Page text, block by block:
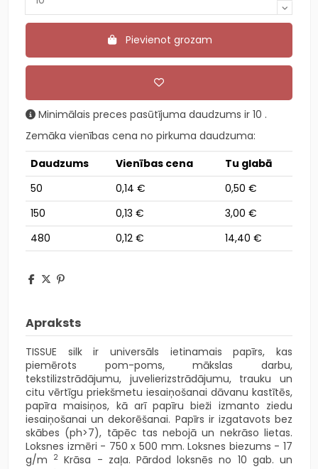
Pievienot grozam
Minimālais preces pasūtījuma daudzums ir 10 .
Zemāka vienības cena no pirkuma daudzuma:
Daudzums
Vienības cena
Tu glabā
50
0,14 €
0,50 €
150
0,13 €
3,00 €
480
0,12 € 14,40 €
Apraksts
TISSUE silk ir universāls ietinamais papīrs, kas
piemērots pom-poms, mākslas darbu,
tekstilizstrādājumu, juvelierizstrādājumu, trauku un
citu vērtīgu priekšmetu iesaiņošanai dāvanu kastītēs,
papīra maisiņos, kā arī papīru bieži izmanto ziedu
iesaiņošanai un dekorēšanai. Papīrs ir izgatavots bez
skābes (ph>7), tāpēc tas nebojā un nekrāso lietas.
Loksnes izmēri - 750 x 500 mm. Loksnes biezums - 17
g/m
2 Krāsa - zaļa. Pārdod loksnēs no 10 gab. un